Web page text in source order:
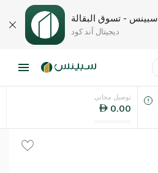
سبينس - تسوق البقالة
ديجيتال آند كود
اللغةتوصيل مجاني
0.00